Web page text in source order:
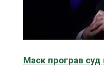
Маск програв суд